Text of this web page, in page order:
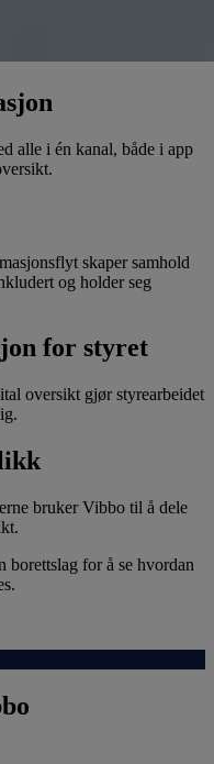
alle i én kanal, både i app
skaper samhold
og holder seg
for styret
oversikt gjør styrearbeidet
bruker Vibbo til å dele
for å se hvordan